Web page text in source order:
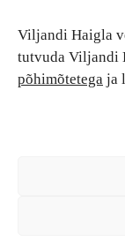
Viljandi Haigla
tutvuda Viljandi
põhimõtetega ja
Patsiendi
Patsiendi
Patsiendiohutus
Patsientide